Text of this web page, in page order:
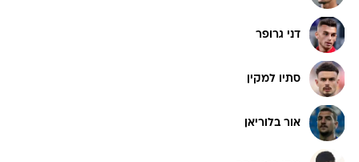
דני גרופר
סתיו למקין
אור בלוריאן